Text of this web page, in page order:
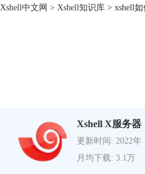
Xshell中文网 > Xshell知识库 > xshell
Xshell X服务器
更新时间: 2022年
月均下载: 3.1万